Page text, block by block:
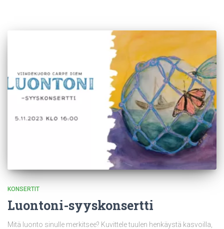
KONSERTIT
Luontoni-syyskonsertti
Mitä luonto sinulle merkitsee? Kuvittele tuulen henkäystä kasvoilla,